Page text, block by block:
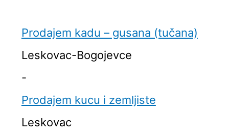
Prodajem kadu – gusana (tučana)
Leskovac-Bogojevce
-
Prodajem kucu i zemljiste
Leskovac